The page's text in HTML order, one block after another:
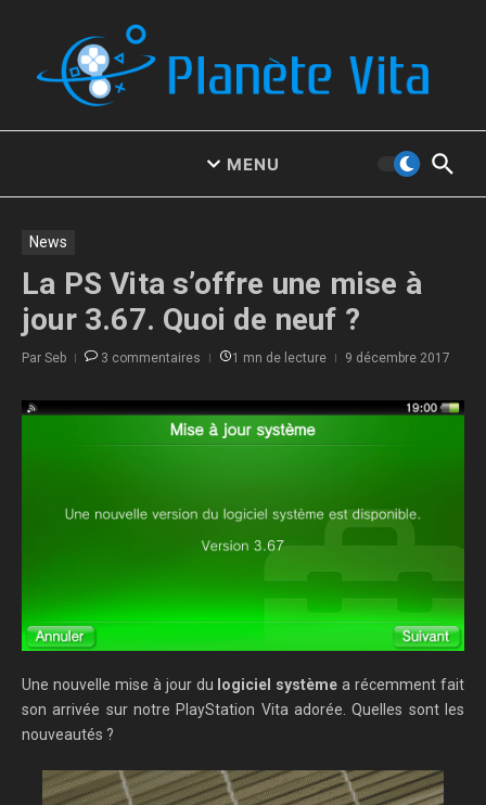
MENU
News
La PS Vita s’offre une mise à
jour 3.67. Quoi de neuf ?
Par Seb 3 commentaires 1 mn de lecture 9 décembre 2017
Une nouvelle mise à jour du logiciel système a récemment fait
son arrivée sur notre PlayStation Vita adorée. Quelles sont les
nouveautés ?